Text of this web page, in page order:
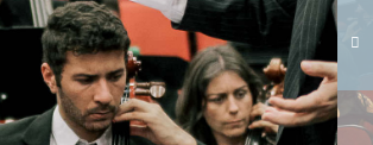
Carregando galeria...